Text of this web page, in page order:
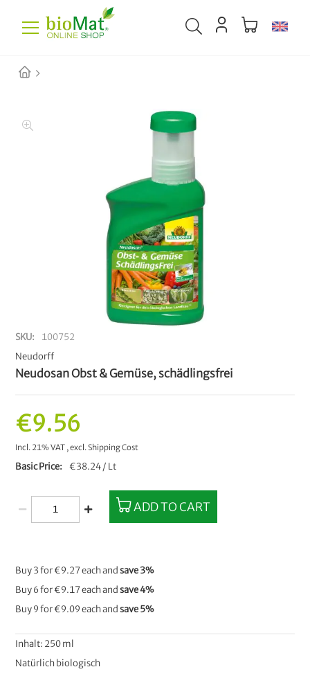
SKU
100752
Neudorff
Neudosan Obst & Gemüse, schädlingsfrei
Inhalt: 250 ml
Natürlich biologisch
€9.56
Incl. 21% VAT ,excl.Shipping Cost
Basic Price €38.24 / Lt
ADD TO CART
Buy 3 for€9.27each andsave3%
Buy 6 for€9.17each andsave4%
Buy 9 for€9.09 each andsave5%